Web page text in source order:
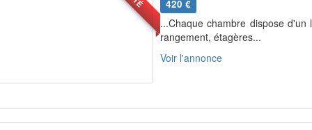
420 €
...Chaque chambre dispose
rangement, étagères...
Voir l'annonce